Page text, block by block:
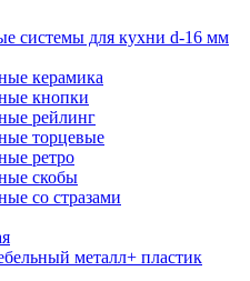
системы для кухни d-16 мм
керамика
кнопки
рейлинг
торцевые
ретро
скобы
со стразами
металл+ пластик